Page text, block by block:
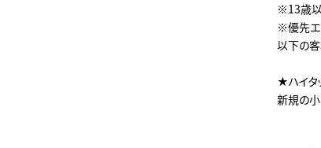
※13歳以
※優先エ
以下の
★ハイ
新規の小